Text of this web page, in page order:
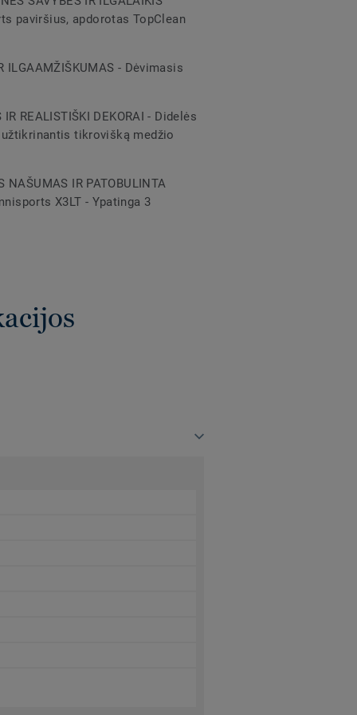
paviršius, apdorotas TopClean
ILGAAMŽIŠKUMAS - Dėvimasis
IR REALISTIŠKI DEKORAI - Didelės
tikrovišką medžio
NAŠUMAS IR PATOBULINTA
X3LT - Ypatinga 3